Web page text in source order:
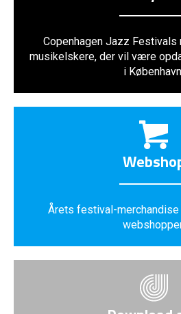
Copenhagen Jazz Festivals
musikelskere, der vil være
i
Årets festival-